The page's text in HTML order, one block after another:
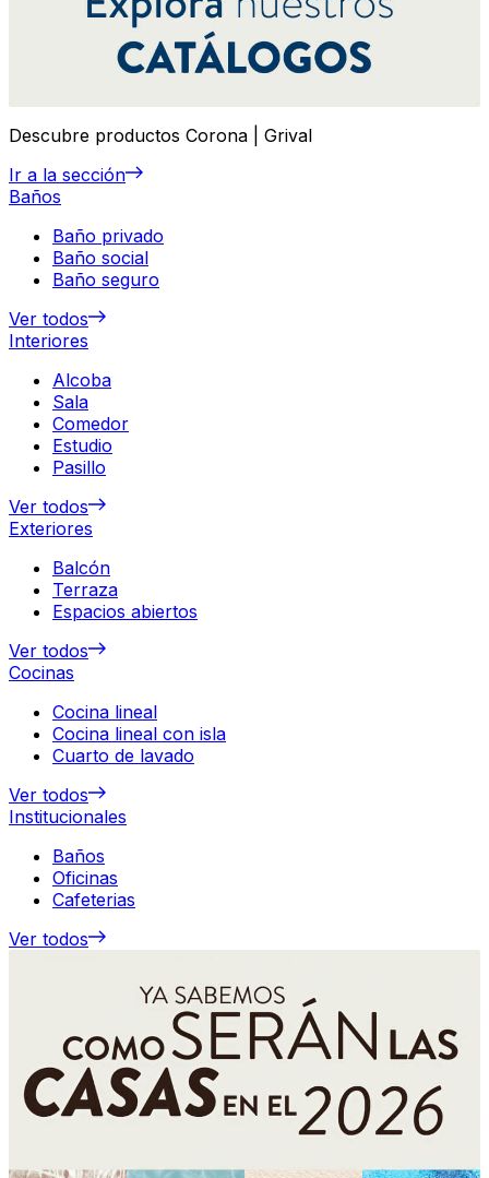
Descubre productos Corona | Grival
Ir a la sección
Baños
Baño privado
Baño social
Baño seguro
Ver todos
Interiores
Alcoba
Sala
Comedor
Estudio
Pasillo
Ver todos
Exteriores
Balcón
Terraza
Espacios abiertos
Ver todos
Cocinas
Cocina lineal
Cocina lineal con isla
Cuarto de lavado
Ver todos
Institucionales
Baños
Oficinas
Cafeterias
Ver todos